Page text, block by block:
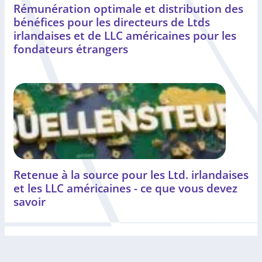
Rémunération optimale et distribution des
bénéfices pour les directeurs de Ltds
irlandaises et de LLC américaines pour les
fondateurs étrangers
Retenue à la source pour les Ltd. irlandaises
et les LLC américaines - ce que vous devez
savoir